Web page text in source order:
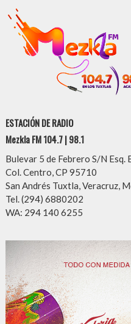
ESTACIÓN DE RADIO
Mezkla FM 104.7 | 98.1
Bulevar 5 de Febrero S/N Esq.
Col. Centro, CP 95710
San Andrés Tuxtla, Veracruz,
Tel. (294) 6880202
WA: 294 140 6255